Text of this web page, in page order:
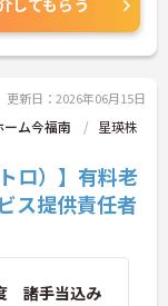
ら
してもらう
更新日：2026年06月15日
ム今福南
星瑛株
ロ）】有料老
ス提供責任者
諸手当込み